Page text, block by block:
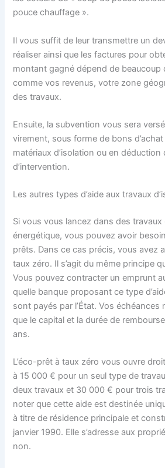
pouce chauffage ».
Il vous suffit de leur transmettre un
réaliser ainsi que les factures pour
montant gagné dépend de beaucoup
comme vos revenus, votre zone
des travaux.
Ensuite, la subvention vous sera
virement, sous forme de bons
matériaux d’isolation ou en déduction
d’intervention.
Les autres types d’aide aux travaux
Si vous vous lancez dans des
énergétique, vous pouvez avoir
prêts. Dans ce cas précis, vous avez
taux zéro. Il s’agit du même principe
Vous pouvez contracter un emprunt
quelle banque proposant ce type
sont payés par l’État. Vos
que le capital et la durée de
ans.
L’éco-prêt à taux zéro vous ouvre
à 15 000 € pour un seul type de
deux travaux et 30 000 € pour trois
noter que cette aide est destinée
à titre de résidence principale et
janvier 1990. Elle s’adresse aux
non.